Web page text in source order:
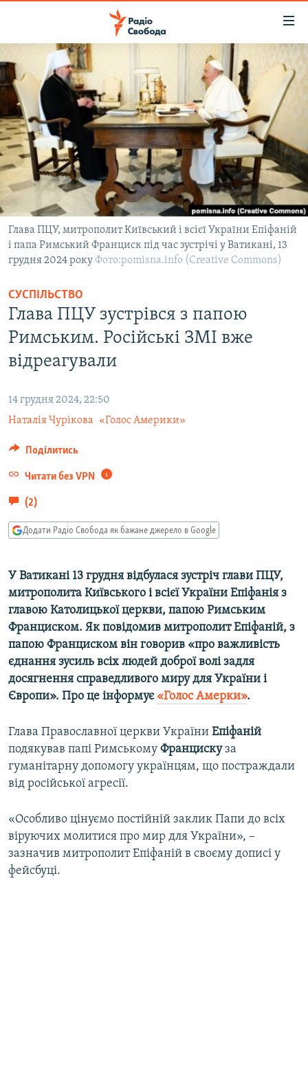
Перейти
до
основного
матеріалу
Перейти
до
основної
навігації
Перейти
до
пошуку
РАДІО СВОБОДА – 70 РОКІВ
ВСЕ ЗА ДОБУ
СТАТТІ
ПОЛІТИКА
ЕКОНОМІКА
СПОРТ
СВІТ
ВІЙНА
РОСІЙСЬКА «ФІЛЬТРАЦІЯ»
ДОНБАС.РЕАЛІЇ
ТИ ЯК?
КИТАЙ.ВИКЛИКИ
МУЛЬТИМЕДІА
ФОТО
СПЕЦПРОЄКТИ
ПОДКАСТИ
РУС
УКР
КТАТ
ДОЛУЧАЙСЯ!
Усі сайти RFE/RL
Глава ПЦУ, митрополит Київський і всієї України Епіфаній
і папа Римський Франциск під час зустрічі у Ватикані, 13
грудня 2024 рокуФото:pomisna.info (Creative Commons)
СУСПІЛЬСТВО
Глава ПЦУ зустрівся з папою
Римським. Російські ЗМІ вже
відреагували
14 грудня 2024, 22:50
Наталія Чурікова
«Голос Америки»
Поділитись
Читати без VPN
(2)
Додати Радіо Свобода як бажане джерело в Google
У Ватикані 13 грудня відбулася зустріч глави ПЦУ,
митрополита Київського і всієї України Епіфанія з
главою Католицької церкви, папою Римським
Франциском. Як повідомив митрополитЕпіфаній, з
папою Франциском він говорив «про важливість
єднання зусиль всіх людей доброї волі задля
досягнення справедливого миру для України і
Європи». Про це інформує «Голос Амерки».
Глава Православної церкви України Епіфаній
подякував папі Римському Францискуза
гуманітарну допомогу українцям, що постраждали
від російської агресії.
«Особливо цінуємо постійній заклик Папи до всіх
віруючих молитися про мир для України», –
зазначив митрополит Епіфаній в своєму дописі у
фейсбуці.